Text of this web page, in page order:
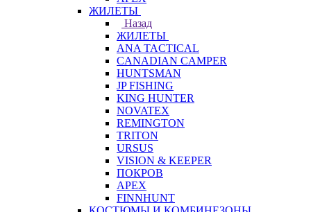
ЖИЛЕТЫ
Назад
ЖИЛЕТЫ
ANA TACTICAL
CANADIAN CAMPER
HUNTSMAN
JP FISHING
KING HUNTER
NOVATEX
REMINGTON
TRITON
URSUS
VISION & KEEPER
ПОКРОВ
APEX
FINNHUNT